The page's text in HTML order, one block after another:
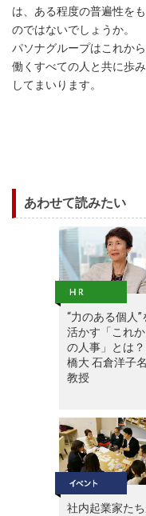
は、ある程度の普遍性を
のではないでしょうか。
パソナグループはこれか
働くすべての人と共に歩
してまいります。
あわせて読みたい
“力のある個人”
活かす「これか
の人事」とは
橋大 石倉洋子
教授
社内起業家た